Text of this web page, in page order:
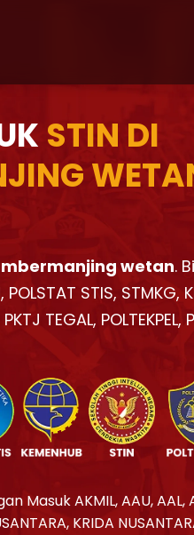
STIN DI
wetan.
POLSTAT STIS, STMKG,
TEGAL,
Masuk AKMIL, AAU, AAL,
KRIDA